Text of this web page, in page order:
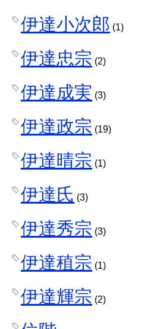
伊達小次郎 (1)
伊達忠宗 (2)
伊達成実 (3)
伊達政宗 (19)
伊達晴宗 (1)
伊達氏 (3)
伊達秀宗 (3)
伊達稙宗 (1)
伊達輝宗 (2)